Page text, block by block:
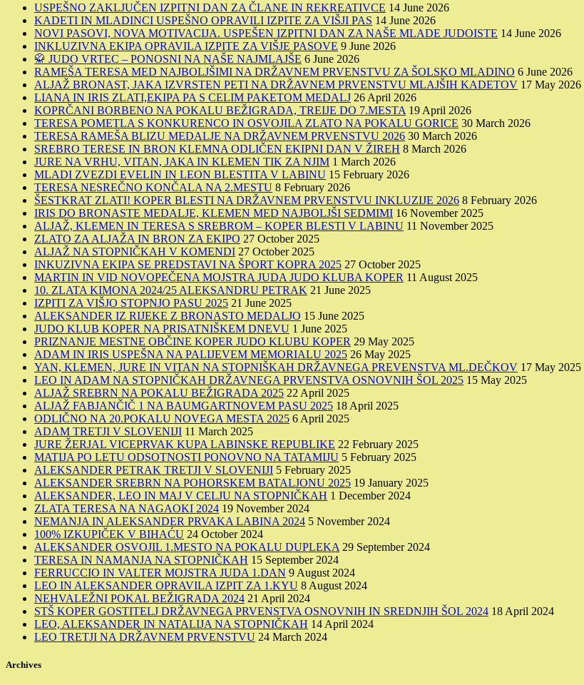
USPEŠNO ZAKLJUČEN IZPITNI DAN ZA ČLANE IN REKREATIVCE 14 June 2026
KADETI IN MLADINCI USPEŠNO OPRAVILI IZPITE ZA VIŠJI PAS 14 June 2026
NOVI PASOVI, NOVA MOTIVACIJA. USPEŠEN IZPITNI DAN ZA NAŠE MLADE JUDOISTE 14 June 2026
INKLUZIVNA EKIPA OPRAVILA IZPITE ZA VIŠJE PASOVE 9 June 2026
🥋 JUDO VRTEC – PONOSNI NA NAŠE NAJMLAJŠE 6 June 2026
RAMEŠA TERESA MED NAJBOLJŠIMI NA DRŽAVNEM PRVENSTVU ZA ŠOLSKO MLADINO 6 June 2026
ALJAŽ BRONAST, JAKA IZVRSTEN PETI NA DRŽAVNEM PRVENSTVU MLAJŠIH KADETOV 17 May 2026
LIANA IN IRIS ZLATI,EKIPA PA S CELIM PAKETOM MEDALJ 26 April 2026
KOPRČANI BORBENO NA POKALU BEŽIGRADA, TREIJE DO 7.MESTA 19 April 2026
TERESA POMETLA S KONKURENCO IN OSVOJILA ZLATO NA POKALU GORICE 30 March 2026
TERESA RAMEŠA BLIZU MEDALJE NA DRŽAVNEM PRVENSTVU 2026 30 March 2026
SREBRO TERESE IN BRON KLEMNA ODLIČEN EKIPNI DAN V ŽIREH 8 March 2026
JURE NA VRHU, VITAN, JAKA IN KLEMEN TIK ZA NJIM 1 March 2026
MLADI ZVEZDI EVELIN IN LEON BLESTITA V LABINU 15 February 2026
TERESA NESREČNO KONČALA NA 2.MESTU 8 February 2026
ŠESTKRAT ZLATI! KOPER BLESTI NA DRŽAVNEM PRVENSTVU INKLUZIJE 2026 8 February 2026
IRIS DO BRONASTE MEDALJE, KLEMEN MED NAJBOLJŠI SEDMIMI 16 November 2025
ALJAŽ, KLEMEN IN TERESA S SREBROM – KOPER BLESTI V LABINU 11 November 2025
ZLATO ZA ALJAŽA IN BRON ZA EKIPO 27 October 2025
ALJAŽ NA STOPNIČKAH V KOMENDI 27 October 2025
INKUZIVNA EKIPA SE PREDSTAVI NA ŠPORT KOPRA 2025 27 October 2025
MARTIN IN VID NOVOPEČENA MOJSTRA JUDA JUDO KLUBA KOPER 11 August 2025
10. ZLATA KIMONA 2024/25 ALEKSANDRU PETRAK 21 June 2025
IZPITI ZA VIŠJO STOPNJO PASU 2025 21 June 2025
ALEKSANDER IZ RIJEKE Z BRONASTO MEDALJO 15 June 2025
JUDO KLUB KOPER NA PRISATNIŠKEM DNEVU 1 June 2025
PRIZNANJE MESTNE OBČINE KOPER JUDO KLUBU KOPER 29 May 2025
ADAM IN IRIS USPEŠNA NA PALIJEVEM MEMORIALU 2025 26 May 2025
YAN, KLEMEN, JURE IN VITAN NA STOPNIŠKAH DRŽAVNEGA PREVENSTVA ML.DEČKOV 17 May 2025
LEO IN ADAM NA STOPNIČKAH DRŽAVNEGA PRVENSTVA OSNOVNIH ŠOL 2025 15 May 2025
ALJAŽ SREBRN NA POKALU BEŽIGRADA 2025 22 April 2025
ALJAŽ FABJANČIČ 1 NA BAUMGARTNOVEM PASU 2025 18 April 2025
ODLIČNO NA 20.POKALU NOVEGA MESTA 2025 6 April 2025
ADAM TRETJI V SLOVENIJI 11 March 2025
JURE ŽERJAL VICEPRVAK KUPA LABINSKE REPUBLIKE 22 February 2025
MATIJA PO LETU ODSOTNOSTI PONOVNO NA TATAMIJU 5 February 2025
ALEKSANDER PETRAK TRETJI V SLOVENIJI 5 February 2025
ALEKSANDER SREBRN NA POHORSKEM BATALJONU 2025 19 January 2025
ALEKSANDER, LEO IN MAJ V CELJU NA STOPNIČKAH 1 December 2024
ZLATA TERESA NA NAGAOKI 2024 19 November 2024
NEMANJA IN ALEKSANDER PRVAKA LABINA 2024 5 November 2024
100% IZKUPIČEK V BIHAĆU 24 October 2024
ALEKSANDER OSVOJIL 1.MESTO NA POKALU DUPLEKA 29 September 2024
TERESA IN NAMANJA NA STOPNIČKAH 15 September 2024
FERRUCCIO IN VALTER MOJSTRA JUDA 1.DAN 9 August 2024
LEO IN ALEKSANDER OPRAVILA IZPIT ZA 1.KYU 8 August 2024
NEHVALEŽNI POKAL BEŽIGRADA 2024 21 April 2024
STŠ KOPER GOSTITELJ DRŽAVNEGA PRVENSTVA OSNOVNIH IN SREDNJIH ŠOL 2024 18 April 2024
LEO, ALEKSANDER IN NATALIJA NA STOPNIČKAH 14 April 2024
LEO TRETJI NA DRŽAVNEM PRVENSTVU 24 March 2024
Archives